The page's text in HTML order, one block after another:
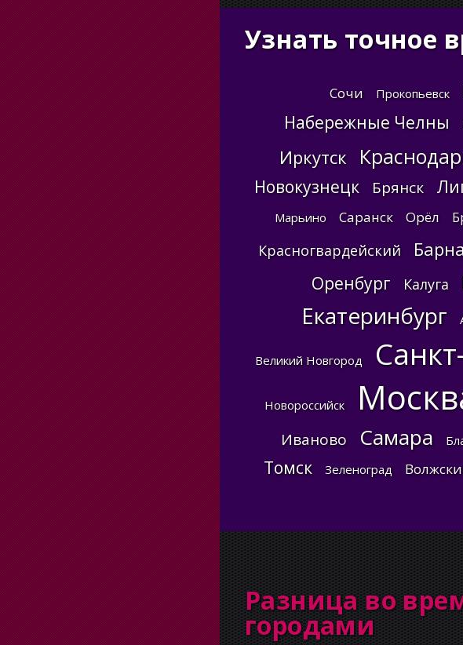
Узнать точное
Сочи Прокопьевск
Набережные Челны
Иркутск Краснодар
Новокузнецк Брянск
Марьино
Саранск Орёл
Красногвардейский
Оренбург Калуга
Екатеринбург
Великий Новгород
Новороссийск
Иваново Самара
Томск Зеленоград
Разница во
городами